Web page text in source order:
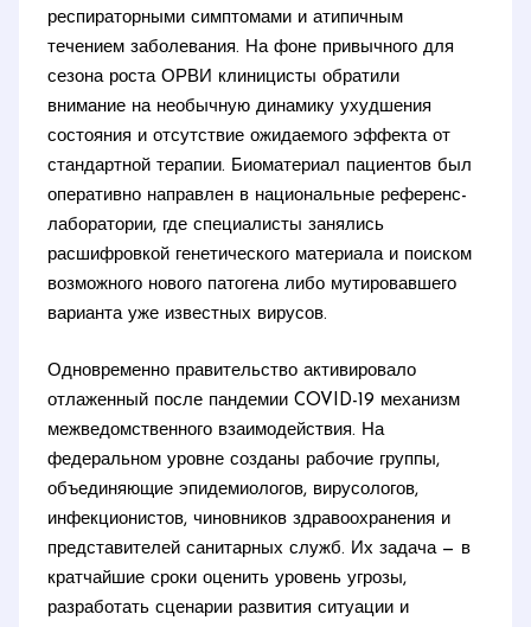
респираторными симптомами и атипичным
течением заболевания. На фоне привычного для
сезона роста ОРВИ клиницисты обратили
внимание на необычную динамику ухудшения
состояния и отсутствие ожидаемого эффекта от
стандартной терапии. Биоматериал пациентов был
оперативно направлен в национальные референс-
лаборатории, где специалисты занялись
расшифровкой генетического материала и поиском
возможного нового патогена либо мутировавшего
варианта уже известных вирусов.
Одновременно правительство активировало
отлаженный после пандемии COVID-19 механизм
межведомственного взаимодействия. На
федеральном уровне созданы рабочие группы,
объединяющие эпидемиологов, вирусологов,
инфекционистов, чиновников здравоохранения и
представителей санитарных служб. Их задача — в
кратчайшие сроки оценить уровень угрозы,
разработать сценарии развития ситуации и